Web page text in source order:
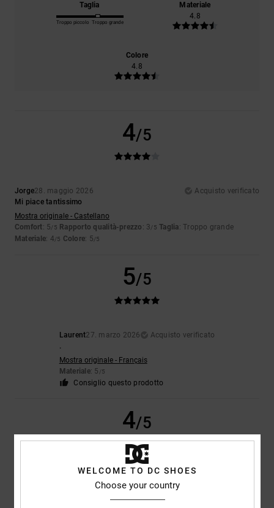
Taglia
Troppo piccolo Troppo grande
Materiale
4.8
Colore
4.8
4/5
Jorge28. maggio 2026
Acquisto verificato
Mi piace tantissimo
Mostra originale - Castellano
Comfort: 5/5 Rapporto qualità-prezzo : 3/5 Taglia: Troppo grande
Materiale: 4/5 Colore: 5/5
5/5
Laurent27. marzo 2026
Acquisto verificato
.
Mostra originale - Français
Materiale: 5 /5
Consiglio questo prodotto
4/5
WELCOME TO DC SHOES
Choose your country